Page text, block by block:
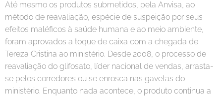
Até mesmo os produtos submetidos, pela Anvisa, ao
método de reavaliação, espécie de suspeição por seus
efeitos maléficos à saúde humana e ao meio ambiente,
foram aprovados a toque de caixa com a chegada de
Tereza Cristina ao ministério. Desde 2008, o processo de
reavaliação do glifosato, líder nacional de vendas, arrasta-
se pelos corredores ou se enrosca nas gavetas do
ministério. Enquanto nada acontece, o produto continua a